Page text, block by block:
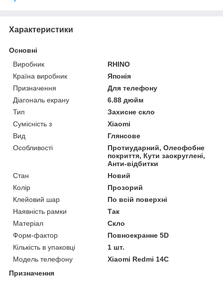
Характеристики
Основні
Виробник
RHINO
Країна виробник
Японія
Призначення
Для телефону
Діагональ екрану
6.88 дюйм
Тип
Захисне скло
Сумісність з
Xiaomi
Вид
Глянсове
Особливості
Протиударний, Олеофобне
покриття, Кути заокруглені,
Анти-відбитки
Стан
Новий
Колір
Прозорий
Клейовий шар
По всій поверхні
Наявність рамки
Так
Матеріал
Скло
Форм-фактор
Повноекранне 5D
Кількість в упаковці
1 шт.
Модель телефону
Xiaomi Redmi 14C
Призначення